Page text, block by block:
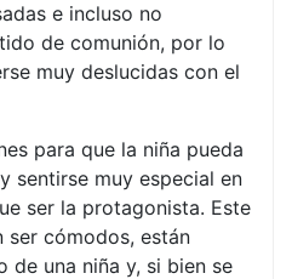
e incluso no
de comunión, por lo
muy deslucidas con el
para que la niña pueda
sentirse muy especial en
ser la protagonista. Este
cómodos, están
de una niña y, si bien se